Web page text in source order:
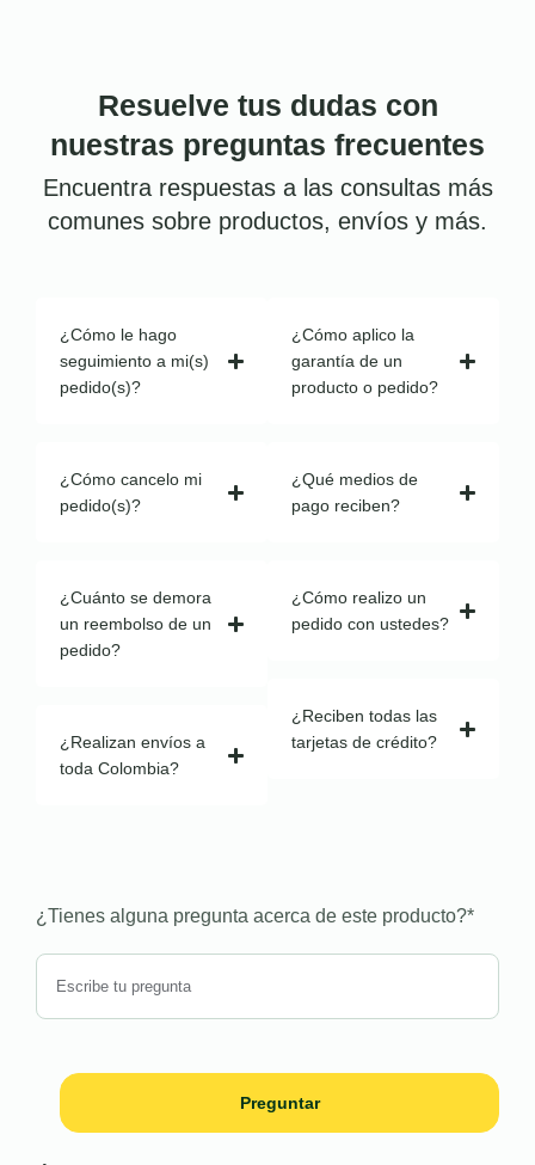
Resuelve tus dudas con
nuestras preguntas frecuentes
Encuentra respuestas a las consultas más
comunes sobre productos, envíos y más.
¿Cómo le hago
seguimiento a mi(s)
pedido(s)?
¿Cómo cancelo mi
pedido(s)?
¿Cuánto se demora
un reembolso de un
pedido?
¿Realizan envíos a
toda Colombia?
¿Cómo aplico la
garantía de un
producto o pedido?
¿Qué medios de
pago reciben?
¿Cómo realizo un
pedido con ustedes?
¿Reciben todas las
tarjetas de crédito?
¿Tienes alguna pregunta acerca de este producto?*
Preguntar